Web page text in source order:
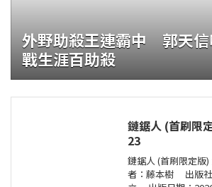
外野助殺王連霸中 郭天
戰生涯百助殺
鏈鋸人 (首刷限
23
鏈鋸人 (首刷限定版)
者：藤本樹 出版